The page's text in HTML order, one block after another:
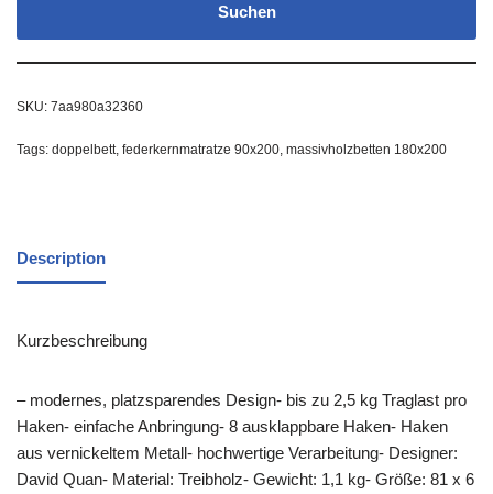
Suchen
SKU: 7aa980a32360
Tags: doppelbett federkernmatratze 90x200 massivholzbetten 180x200
Description
Kurzbeschreibung
– modernes, platzsparendes Design- bis zu 2,5 kg Traglast pro
Haken- einfache Anbringung- 8 ausklappbare Haken- Haken
aus vernickeltem Metall- hochwertige Verarbeitung- Designer:
David Quan- Material: Treibholz- Gewicht: 1,1 kg- Größe: 81 x 6